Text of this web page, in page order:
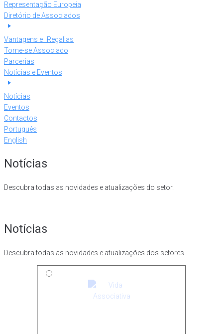
Representação Europeia
Diretório de Associados
Vantagens e Regalias
Torne-se Associado
Parcerias
Notícias e Eventos
Notícias
Eventos
Contactos
Português
English
Notícias
Descubra todas as novidades e atualizações do setor.
Notícias
Descubra todas as novidades e atualizações dos setores